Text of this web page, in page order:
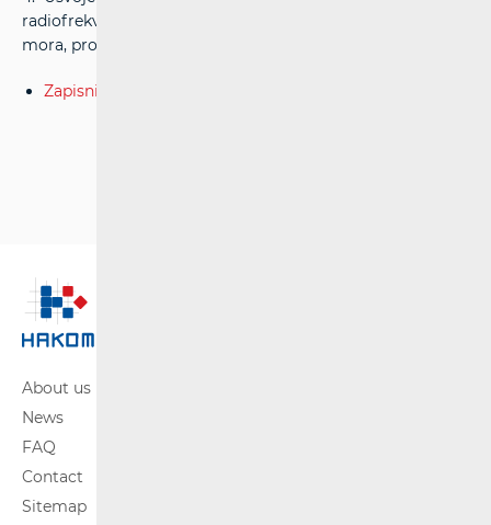
radiofrekvencijskog spektra, u svrhu dostave ministru
mora, prometa i infrastrukture radi donošenja
Zapisnik sa sjednice Vijeća.pdf
About us
News
FAQ
Contact
Sitemap